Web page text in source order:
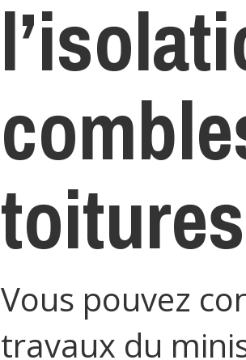
toitures
Vous pouvez
travaux du